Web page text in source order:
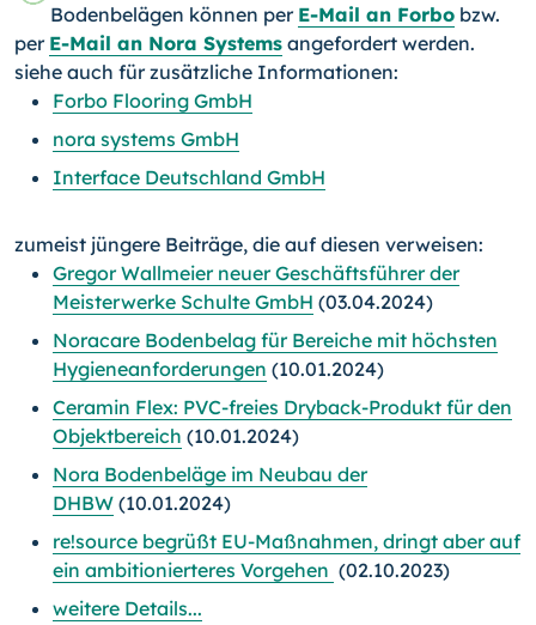
Bodenbelägen können per E-Mail an Forbo bzw.
per E-Mail an Nora Systems angefordert werden.
siehe auch für zusätzliche Informationen:
Forbo Flooring GmbH
nora systems GmbH
Interface Deutschland GmbH
zumeist jüngere Beiträge, die auf diesen verweisen:
Gregor Wallmeier neuer Geschäftsführer der
Meisterwerke Schulte GmbH (03.04.2024)
Noracare Bodenbelag für Bereiche mit höchsten
Hygieneanforderungen (10.01.2024)
Ceramin Flex: PVC-freies Dryback-Produkt für den
Objektbereich (10.01.2024)
Nora Bodenbeläge im Neubau der
DHBW (10.01.2024)
re!source begrüßt EU-Maßnahmen, dringt aber auf
ein ambitionierteres Vorgehen (02.10.2023)
weitere Details...